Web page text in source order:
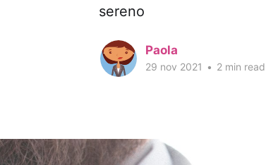
sereno
Paola
29 nov 2021 • 2 min read